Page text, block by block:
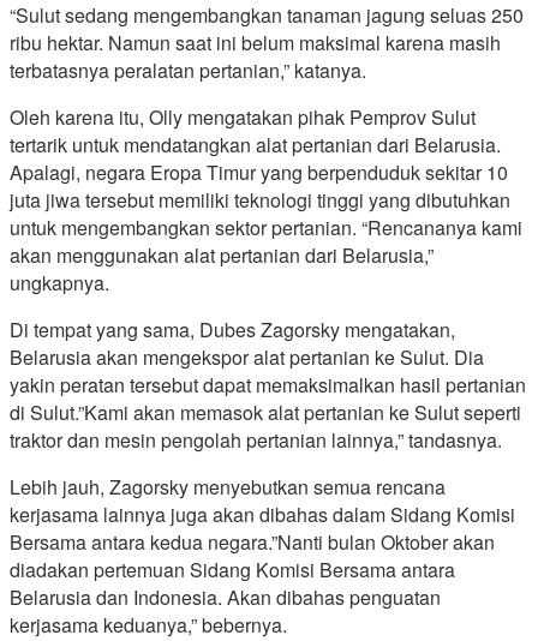
“Sulut sedang mengembangkan tanaman jagung seluas 250
ribu hektar. Namun saat ini belum maksimal karena masih
terbatasnya peralatan pertanian,” katanya.
Oleh karena itu, Olly mengatakan pihak Pemprov Sulut
tertarik untuk mendatangkan alat pertanian dari Belarusia.
Apalagi, negara Eropa Timur yang berpenduduk sekitar 10
juta jiwa tersebut memiliki teknologi tinggi yang dibutuhkan
untuk mengembangkan sektor pertanian. “Rencananya kami
akan menggunakan alat pertanian dari Belarusia,”
ungkapnya.
Di tempat yang sama, Dubes Zagorsky mengatakan,
Belarusia akan mengekspor alat pertanian ke Sulut. Dia
yakin peratan tersebut dapat memaksimalkan hasil pertanian
di Sulut.”Kami akan memasok alat pertanian ke Sulut seperti
traktor dan mesin pengolah pertanian lainnya,” tandasnya.
Lebih jauh, Zagorsky menyebutkan semua rencana
kerjasama lainnya juga akan dibahas dalam Sidang Komisi
Bersama antara kedua negara.”Nanti bulan Oktober akan
diadakan pertemuan Sidang Komisi Bersama antara
Belarusia dan Indonesia. Akan dibahas penguatan
kerjasama keduanya,” bebernya.